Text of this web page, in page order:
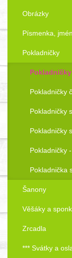
Obrázky
Písmenka,
Pokladničky
Pokladničky
Pokladničky
Pokladničky
Pokladničky
Pokladnička
Šanony
Věšáky a
Zrcadla
*** Svátky a